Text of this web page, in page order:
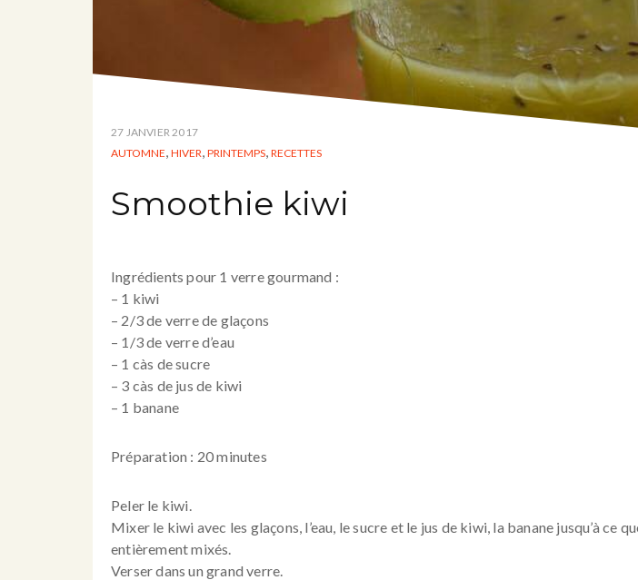
27 JANVIER 2017
AUTOMNE HIVER PRINTEMPS RECETTES
Smoothie kiwi
Ingrédients pour 1 verre gourmand :
– 1 kiwi
– 2/3 de verre de glaçons
– 1/3 de verre d’eau
– 1 càs de sucre
– 3 càs de jus de kiwi
– 1 banane
Préparation : 20 minutes
Peler le kiwi.
Mixer le kiwi avec les glaçons, l’eau, le sucre et le jus de kiwi, la banane jusqu’à ce
entièrement mixés.
Verser dans un grand verre.